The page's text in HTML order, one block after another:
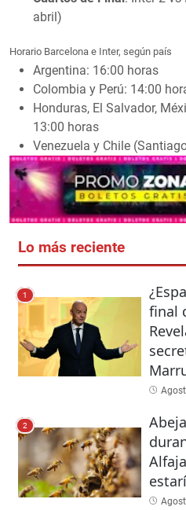
abril)
Horario Barcelona e Inter, según país
Argentina: 16:00 horas
Colombia y Perú: 14:00
Honduras, El Salvador,
13:00 horas
Venezuela y Chile
Lo más reciente
1
final
2